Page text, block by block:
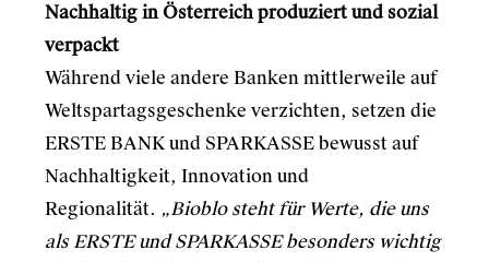
Nachhaltig in Österreich produziert und sozial
verpackt
Während viele andere Banken mittlerweile auf
Weltspartagsgeschenke verzichten, setzen die
ERSTE BANK und SPARKASSE bewusst auf
Nachhaltigkeit, Innovation und
Regionalität. „Bioblo steht für Werte, die uns
als ERSTE und SPARKASSE besonders wichtig